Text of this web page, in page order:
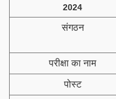
2024
संगठन
परीक्षा का नाम
पोस्ट